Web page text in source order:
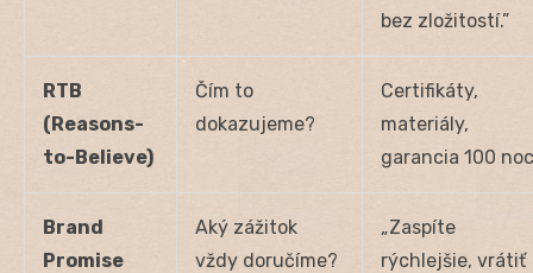
bez zložitostí.”
RTB
(Reasons-
to-Believe)
Čím to
dokazujeme?
Certifikáty,
materiály,
garancia 100
Brand
Promise
Aký zážitok
vždy doručíme?
„Zaspíte
rýchlejšie, vrátiť